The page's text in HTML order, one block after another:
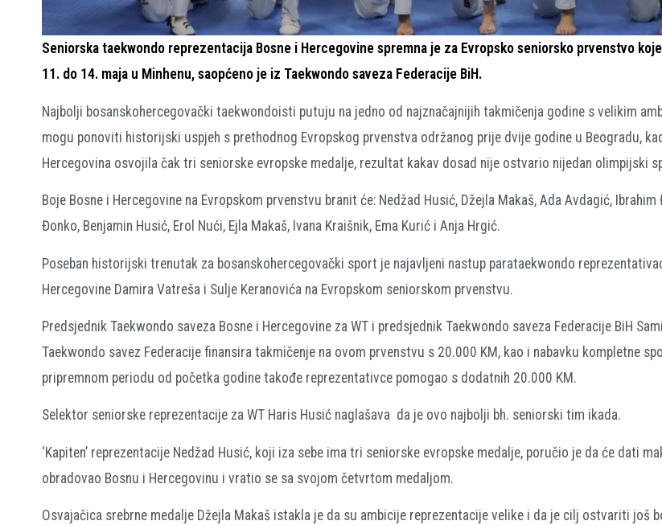
Seniorska taekwondo reprezentacija Bosne i Hercegovine spremna je za Evropsko seniorsko prvenstvo
11. do 14. maja u Minhenu, saopćeno je iz Taekwondo saveza Federacije BiH.
Najbolji bosanskohercegovački taekwondoisti putuju na jedno od najznačajnijih takmičenja godine s velikim
mogu ponoviti historijski uspjeh s prethodnog Evropskog prvenstva održanog prije dvije godine u Beogradu,
Hercegovina osvojila čak tri seniorske evropske medalje, rezultat kakav dosad nije ostvario nijedan olimpijski
Boje Bosne i Hercegovine na Evropskom prvenstvu branit će: Nedžad Husić, Džejla Makaš, Ada Avdagić, Ibrahim
Đonko, Benjamin Husić, Erol Nući, Ejla Makaš, Ivana Kraišnik, Ema Kurić i Anja Hrgić.
Poseban historijski trenutak za bosanskohercegovački sport je najavljeni nastup parataekwondo
Hercegovine Damira Vatreša i Sulje Keranovića na Evropskom seniorskom prvenstvu.
Predsjednik Taekwondo saveza Bosne i Hercegovine za WT i predsjednik Taekwondo saveza Federacije BiH
Taekwondo savez Federacije finansira takmičenje na ovom prvenstvu s 20.000 KM, kao i nabavku kompletne
pripremnom periodu od početka godine takođe reprezentativce pomogao s dodatnih 20.000 KM.
Selektor seniorske reprezentacije za WT Haris Husić naglašava da je ovo najbolji bh. seniorski tim ikada.
‘Kapiten’ reprezentacije Nedžad Husić, koji iza sebe ima tri seniorske evropske medalje, poručio je da će dati
obradovao Bosnu i Hercegovinu i vratio se sa svojom četvrtom medaljom.
Osvajačica srebrne medalje Džejla Makaš istakla je da su ambicije reprezentacije velike i da je cilj ostvariti još